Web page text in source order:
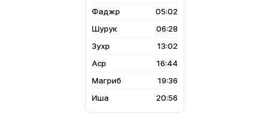
05:02
06:28
13:02
16:44
19:36
20:56